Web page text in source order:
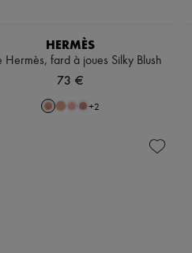
HERMÈS
Hermès, fard à joues Silky Blush
73 €
+2